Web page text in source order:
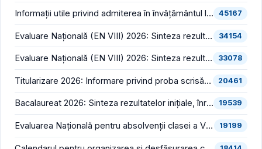
Informații utile privind admiterea în învățământul liceal (an școlar 2026 - 2027) 45167
Evaluare Națională (EN VIII) 2026: Sinteza rezultatelor inițiale (înainte de contestații) 34154
Evaluare Națională (EN VIII) 2026: Sinteza rezultatelor finale (după soluționarea contestațiilor) 33078
Titularizare 2026: Informare privind proba scrisă din cadrul concursului național pentru ocuparea posturilor/catedrelor didactice vacante/rezervate din învățământul preuniversitar 20461
Bacalaureat 2026: Sinteza rezultatelor inițiale, înregistrate în prima sesiune (înainte de contestații) 19539
Evaluarea Națională pentru absolvenții clasei a VIII-a (EN VIII 2026) începe luni, 22 iunie 19199